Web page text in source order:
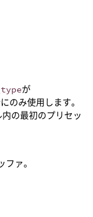
が
のみ使用します。
の最初のプリセッ
ァ。